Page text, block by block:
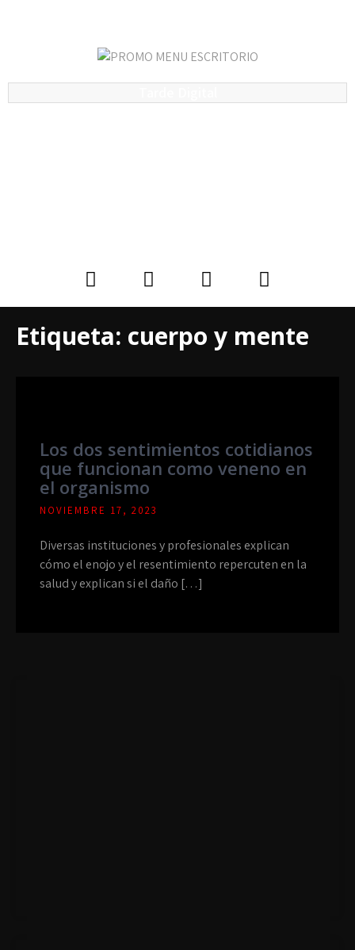
Etiqueta: cuerpo y mente
Los dos sentimientos cotidianos
que funcionan como veneno en
el organismo
NOVIEMBRE 17, 2023
Diversas instituciones y profesionales explican
cómo el enojo y el resentimiento repercuten en la
salud y explican si el daño […]